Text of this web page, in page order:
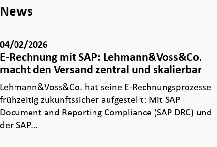
News
04/02/2026
E-Rechnung mit SAP: Lehmann&Voss&Co.
macht den Versand zentral und skalierbar
Lehmann&Voss&Co. hat seine E‑Rechnungsprozesse
frühzeitig zukunftssicher aufgestellt: Mit SAP
Document and Reporting Compliance (SAP DRC) und
der SAP…